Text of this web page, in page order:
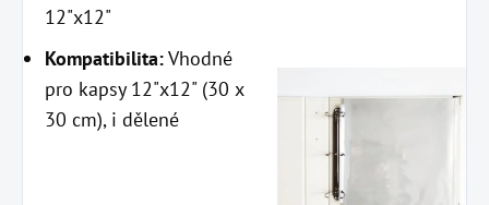
12"x12"
Kompatibilita:Vhodné
pro kapsy 12"x12" (30 x
30 cm), i dělené